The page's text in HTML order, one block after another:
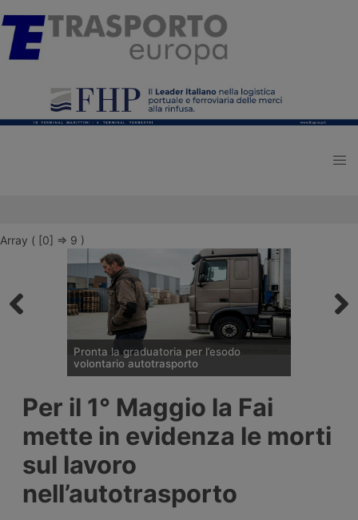
Array ( [0] => 9 )
Pronta la graduatoria per l’esodo
volontario autotrasporto
degli Autotrasportatori ha pubblicato
l’elenco delle 133 imprese monoveicolari
ammesse agli incentivi da 15mila euro per
l’uscita volontaria dal mercato, nell’ambito
del bando finanziato con 2 milioni di euro
per il 2026.
Per il 1° Maggio la Fai
mette in evidenza le morti
sul lavoro
nell’autotrasporto